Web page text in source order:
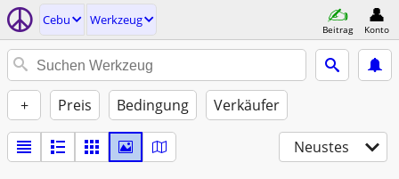
Cebu Werkzeug
Beitrag Konto
+ Preis Bedingung Verkäufer
Neustes